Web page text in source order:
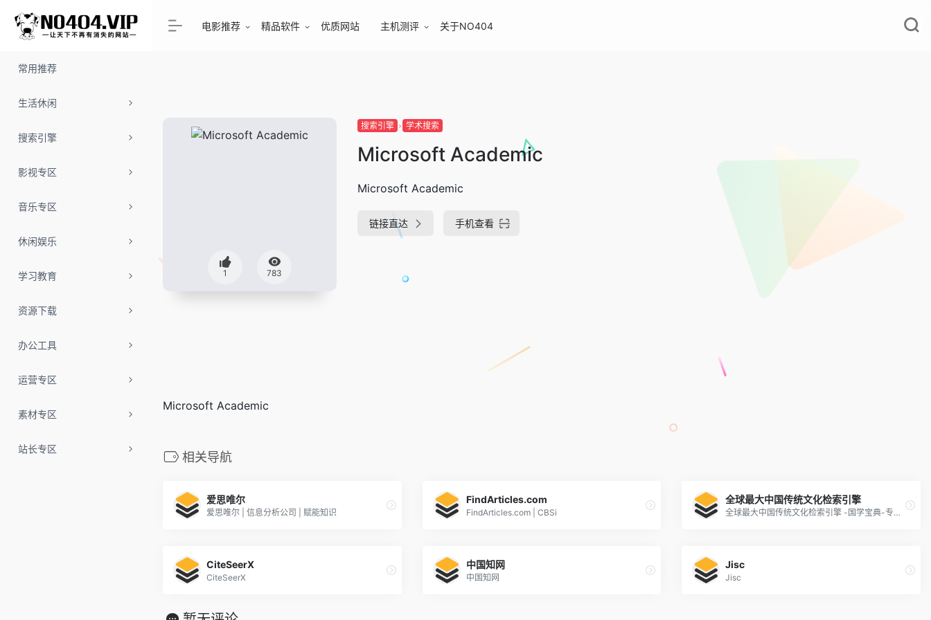
常用推荐
生活休闲
搜索引擎
影视专区
音乐专区
休闲娱乐
学习教育
资源下载
办公工具
运营专区
素材专区
站长专区
电影推荐 精品软件 优质网站 主机测评 关于NO404
1 783
搜索引擎 学术搜索
Microsoft Academic
Microsoft Academic
链接直达 手机查看
Microsoft Academic
相关导航
爱思唯尔
爱思唯尔 | 信息分析公司 | 赋能知识
FindArticles.com
FindArticles.com | CBSi
全球最大中国传统文化检索引擎
全球最大中国传统文化检索引擎 -国学宝典-专业版
CiteSeerX
CiteSeerX
中国知网
中国知网
Jisc
Jisc